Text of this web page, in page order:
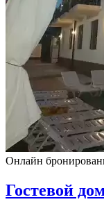
Онлайн
Гостевой